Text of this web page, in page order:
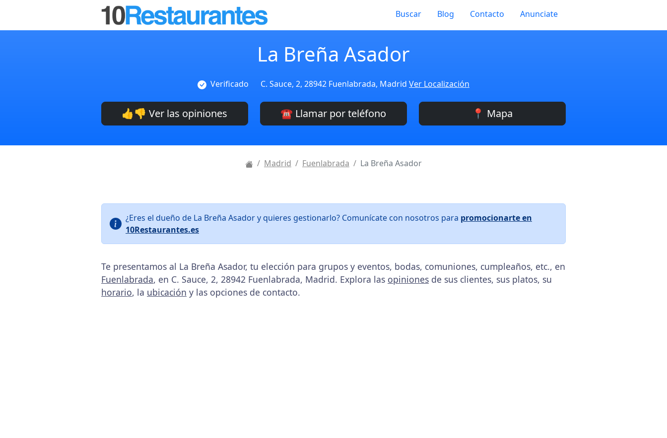
Buscar Blog Contacto Anunciate
La Breña Asador
Verificado C. Sauce, 2, 28942 Fuenlabrada, Madrid Ver Localización
👍👎 Ver las opiniones ☎️ Llamar por teléfono 📍 Mapa
Madrid Fuenlabrada La Breña Asador
¿Eres el dueño de La Breña Asador y quieres gestionarlo? Comunícate con nosotros para promocionarte en
10Restaurantes.es
Te presentamos al La Breña Asador, tu elección para grupos y eventos, bodas, comuniones, cumpleaños, etc., en
Fuenlabrada, en C. Sauce, 2, 28942 Fuenlabrada, Madrid. Explora las opiniones de sus clientes, sus platos, su
horario, la ubicación y las opciones de contacto.